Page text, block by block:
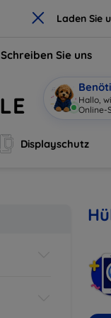
× Laden Sie
Schreiben Sie uns
Hallo,
Online-
Displayschutz